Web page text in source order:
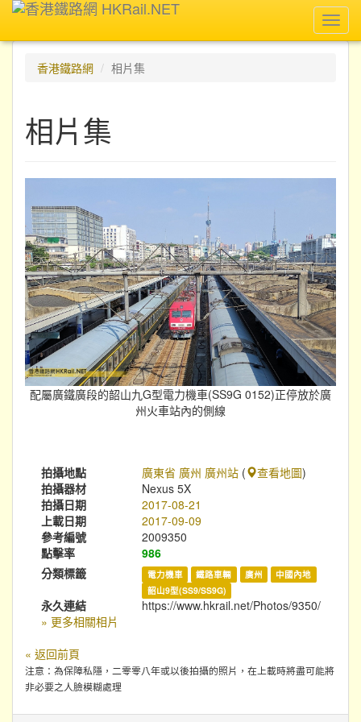
香港鐵路網
相片集
相片集
配屬廣鐵廣段的韶山九G型電力機車(SS9G 0152)正停放於廣
州火車站內的側線
拍攝地點 廣東省 廣州 廣州站 ( 查看地圖)
拍攝器材
Nexus 5X
拍攝日期
2017-08-21
上載日期
2017-09-09
參考編號
2009350
點擊率
986
分類標籤
電力機車 鐵路車輛 廣州
中國內地
韶山9型(SS9/SS9G)
永久連結
https://www.hkrail.net/Photos/9350/
» 更多相關相片
« 返回前頁
注意：為保障私隱，二零零八年或以後拍攝的照片，在上載時將盡可能將
非必要之人臉模糊處理